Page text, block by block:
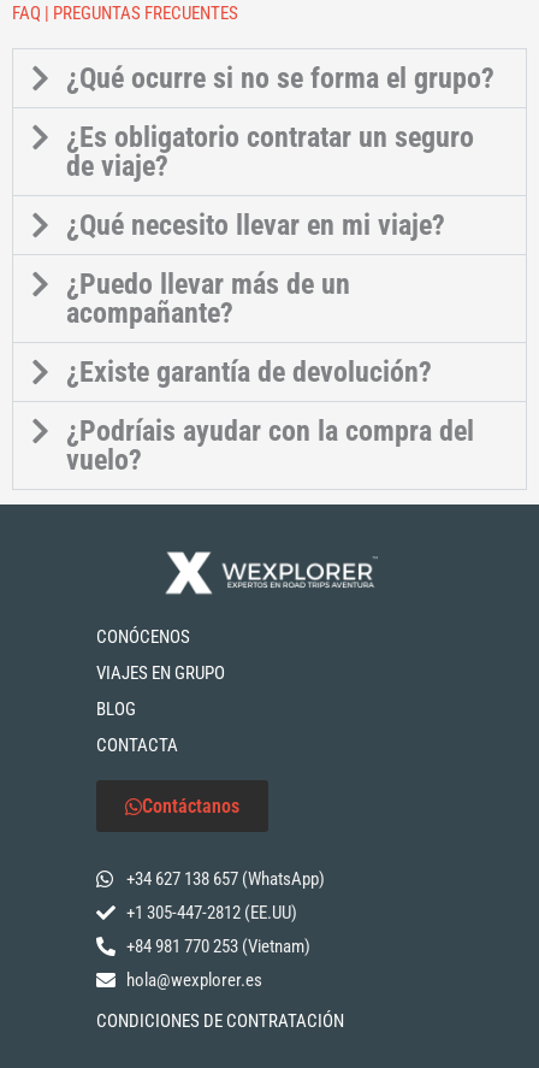
FAQ | PREGUNTAS FRECUENTES
¿Qué ocurre si no se forma el grupo?
¿Es obligatorio contratar un seguro
de viaje?
¿Qué necesito llevar en mi viaje?
¿Puedo llevar más de un
acompañante?
¿Existe garantía de devolución?
¿Podríais ayudar con la compra del
vuelo?
CONÓCENOS
VIAJES EN GRUPO
BLOG
CONTACTA
Contáctanos
+34 627 138 657 (WhatsApp)
+1 305-447-2812 (EE.UU)
+84 981 770 253 (Vietnam)
hola@wexplorer.es
CONDICIONES DE CONTRATACIÓN